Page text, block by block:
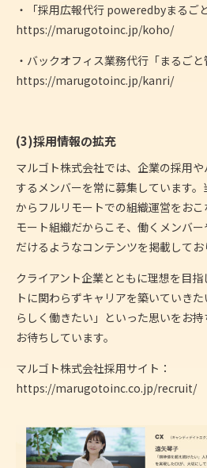
・「採用広報代行 poweredbyまるご
https://marugotoinc.jp/koho/
・バックオフィス業務代行「まるご
https://marugotoinc.jp/kanri/
(3)採用情報の拡充
マルゴト株式会社では、企業の採用
するメンバーを常に募集しています
からフルリモートでの組織運営をお
モート組織だからこそ、働くメンバ
だけるようなコンテンツを掲載してお
クライアント企業とともに理想を目
トに関わらずキャリアを築いていき
らしく働きたい」といった思いをお
お待ちしています。
マルゴト株式会社採用サイト：
https://marugotoinc.co.jp/recruit/